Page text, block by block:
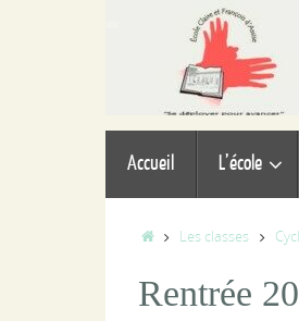
Accueil L’école
AccueilLes classes
Rentrée